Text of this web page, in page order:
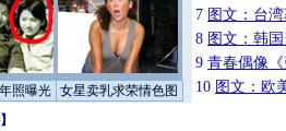
照曝光 女星卖乳求荣情色图
7 图文：台
8 图文：韩
9 青春偶像
10 图文：欧
】